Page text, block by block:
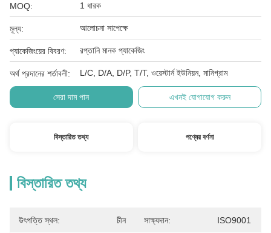
MOQ: 1 ধারক
মূল্য: আলোচনা সাপেক্ষে
প্যাকেজিংয়ের বিবরণ: রপ্তানি মানক প্যাকেজিং
অর্থ প্রদানের শর্তাবলী: L/C, D/A, D/P, T/T, ওয়েস্টার্ন ইউনিয়ন, মানিগ্রাম
সেরা দাম পান এখনই যোগাযোগ করুন
বিস্তারিত তথ্য পণ্যের বর্ণনা
বিস্তারিত তথ্য
উৎপত্তি স্থল: চীন সাক্ষ্যদান: ISO9001